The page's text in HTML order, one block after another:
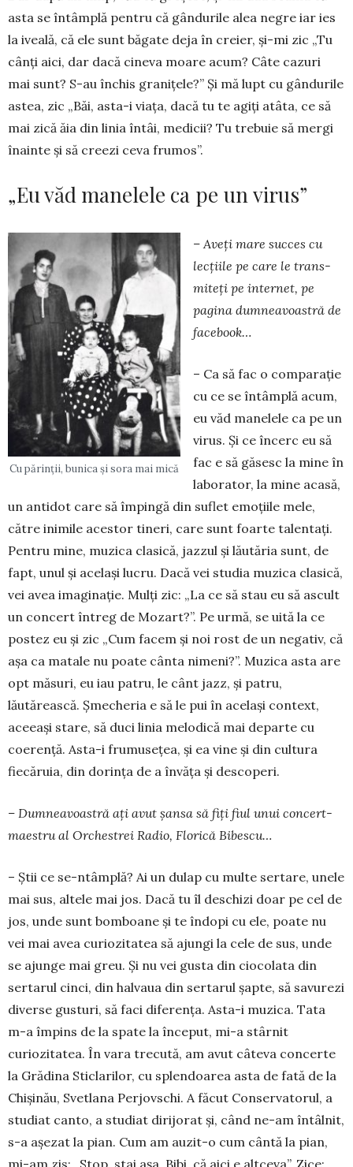
asta se întâmplă pentru că gândurile alea negre iar ies
la iveală, că ele sunt băgate deja în creier, și-mi zic „Tu
cânți aici, dar dacă cineva moare acum? Câte cazuri
mai sunt? S-au închis granițele?” Și mă lupt cu gândurile
astea, zic „Băi, asta-i viața, dacă tu te agiți atâta, ce să
mai zică ăia din linia întâi, medicii? Tu trebuie să mergi
înainte și să creezi ceva frumos”.
„Eu văd manelele ca pe un virus”
Cu părinții, bunica și sora mai mică
– Aveți mare succes cu
lecțiile pe care le trans­
miteți pe internet, pe
pagina dumneavoastră de
facebook…
– Ca să fac o comparație
cu ce se întâmplă acum,
eu văd manelele ca pe un
virus. Și ce încerc eu să
fac e să găsesc la mine în
laborator, la mine acasă,
un antidot care să împingă din suflet emoțiile mele,
către inimile acestor tineri, care sunt foarte talentați.
Pentru mine, muzica clasică, jazzul și lăutăria sunt, de
fapt, unul și același lucru. Dacă vei studia muzica clasică,
vei avea ima­gi­nație. Mulți zic: „La ce să stau eu să ascult
un con­cert întreg de Mozart?”. Pe urmă, se uită la ce
pos­tez eu și zic „Cum facem și noi rost de un negativ, că
așa ca matale nu poate cânta nimeni?”. Muzica asta are
opt măsuri, eu iau patru, le cânt jazz, și patru,
lăutărească. Șmecheria e să le pui în același context,
aceeași stare, să duci linia melodică mai departe cu
coerență. Asta-i frumusețea, și ea vine și din cultura
fiecăruia, din dorința de a învăța și descoperi.
– Dumneavoastră ați avut șansa să fiți fiul unui concert-
maestru al Or­chestrei Radio, Florică Bibescu…
– Știi ce se-ntâmplă? Ai un dulap cu multe sertare, unele
mai sus, altele mai jos. Dacă tu îl deschizi doar pe cel de
jos, unde sunt bom­­boane și te îndopi cu ele, poate nu
vei mai avea curiozitatea să ajungi la cele de sus, unde
se ajunge mai greu. Și nu vei gusta din ciocolata din
sertarul cinci, din halvaua din ser­ta­rul șapte, să savurezi
diver­se gusturi, să faci diferența. Asta-i muzica. Tata
m-a îm­pins de la spate la început, mi-a stârnit
curiozitatea. În vara trecută, am avut câteva concerte
la Grădina Sticlarilor, cu splendoarea asta de fată de la
Chi­și­nău, Svetlana Perjovschi. A făcut Conser­vatorul, a
studiat canto, a studiat dirijorat și, când ne-am în­tâlnit,
s-a așezat la pian. Cum am auzit-o cum cântă la pian,
mi-am zis: „Stop, stai așa, Bibi, că aici e alt­ceva”. Zice: